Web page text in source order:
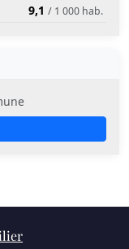
9,1 / 1 000 hab.